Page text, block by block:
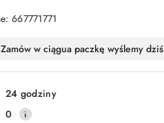
667771771
Zamów w ciągua paczkę wyślemy dziś
24 godziny
0